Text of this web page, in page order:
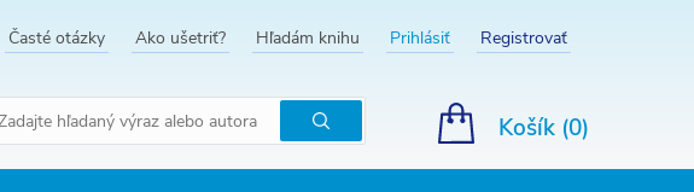
Časté otázky Ako ušetriť? Hľadám knihu Prihlásiť Registrovať
Hľadať
Košík (0)